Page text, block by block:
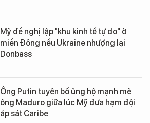
Mỹ đề nghị lập "khu kinh tế tự do" ở
miền Đông nếu Ukraine nhượng lại
Donbass
Ông Putin tuyên bố ủng hộ mạnh mẽ
ông Maduro giữa lúc Mỹ đưa hạm đội
áp sát Caribe